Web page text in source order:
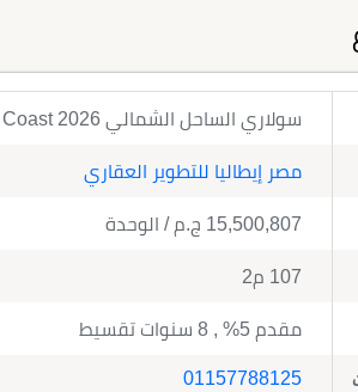
سولاري الساحل الشمالي 2026 Solare North Coast أسعار وتفاصيل
مصر إيطاليا للتطوير العقاري
15,500,807 ج.م / الوحدة
107 م2
مقدم 5% , 8 سنوات تقسيط
01157788125